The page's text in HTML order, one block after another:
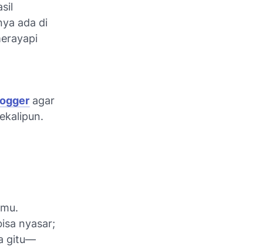
ada di
agar
nyasar;
gitu—